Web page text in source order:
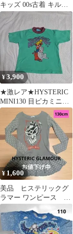
キッズ 00s古着 キルテ
ィング スウェット
¥3,900
★激レア★HYSTERIC
MINI130 目ピカミニT
シャツ
¥1,600
美品 ヒステリックグ
ラマー ワンピース
130 cm グレー色